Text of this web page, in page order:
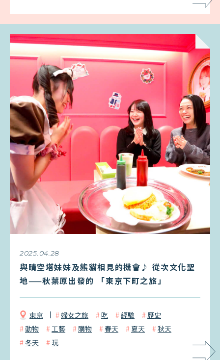
2025.04.28
與晴空塔妹妹及熊貓相見的機會♪ 從次文化聖
地——秋葉原出發的 「東京下町之旅」
東京 婦女之旅 吃 經驗
歷史
動物
工藝 購物 春天 夏天
秋天
冬天
玩